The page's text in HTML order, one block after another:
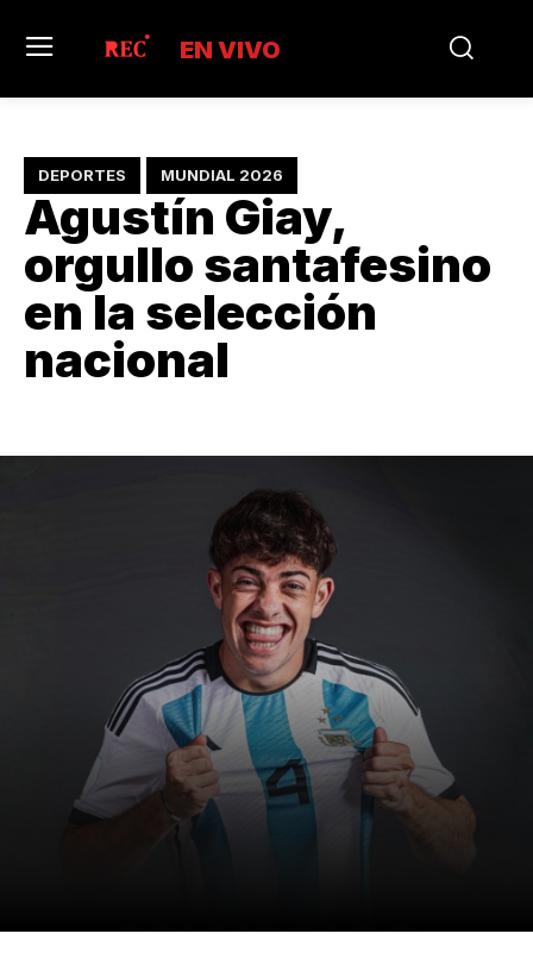
EN VIVO
DEPORTES MUNDIAL 2026
Agustín Giay,
orgullo santafesino
en la selección
nacional